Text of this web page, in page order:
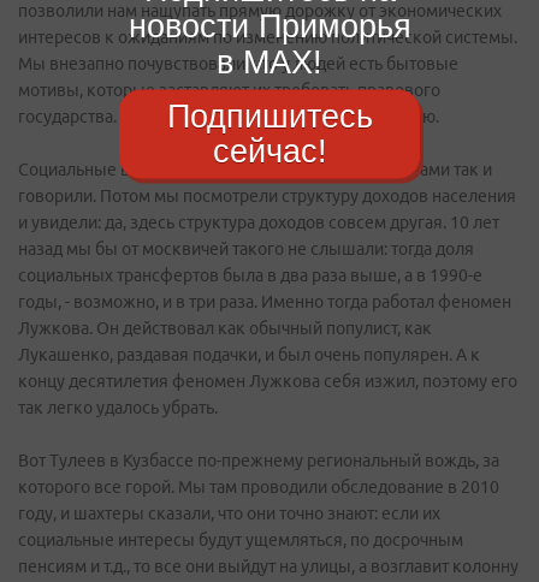
позволили нам нащупать прямую дорожку от экономических
интересов к ожиданиям по изменению политической системы.
Мы внезапно почувствовали, что у людей есть бытовые
мотивы, которые заставляют их требовать правового
государства. Особенно связанные с недвижимостью.
Социальные выплаты - точно не мотив. Люди нам сами так и
говорили. Потом мы посмотрели структуру доходов населения
и увидели: да, здесь структура доходов совсем другая. 10 лет
назад мы бы от москвичей такого не слышали: тогда доля
социальных трансфертов была в два раза выше, а в 1990-е
годы, - возможно, и в три раза. Именно тогда работал феномен
Лужкова. Он действовал как обычный популист, как
Лукашенко, раздавая подачки, и был очень популярен. А к
концу десятилетия феномен Лужкова себя изжил, поэтому его
так легко удалось убрать.
Вот Тулеев в Кузбассе по-прежнему региональный вождь, за
которого все горой. Мы там проводили обследование в 2010
году, и шахтеры сказали, что они точно знают: если их
социальные интересы будут ущемляться, по досрочным
пенсиям и т.д., то все они выйдут на улицы, а возглавит колонну
новости Приморья
в MAX!
Подпишитесь
сейчас!